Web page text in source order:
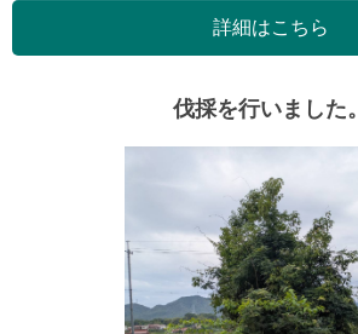
詳細はこちら
伐採を行いました。